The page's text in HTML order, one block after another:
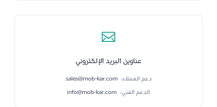
عناوين البريد الإلكتروني
دعم العملاء: sales@mob-kar.com
الدعم الفني: info@mob-kar.com